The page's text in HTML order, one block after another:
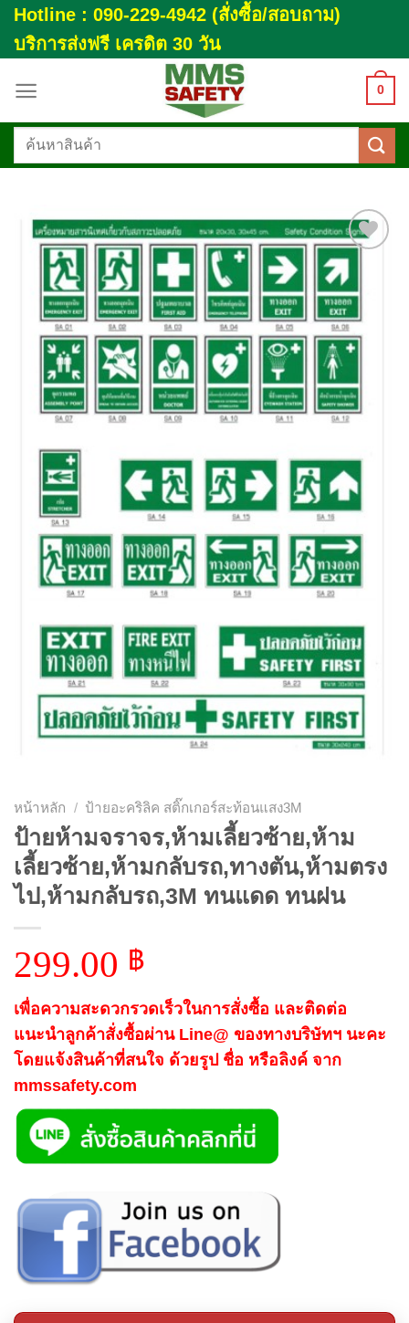
Skip
to
content
Hotline : 090-229-4942 (สั่งซื้อ/สอบถาม)
บริการส่งฟรี เครดิต 30 วัน
0
ค้นหา:
Add to
wishlist
หน้าหลัก / ป้ายอะคริลิค สติ๊กเกอร์สะท้อนแสง3M
ป้ายห้ามจราจร,ห้ามเลี้ยวซ้าย,ห้าม
เลี้ยวซ้าย,ห้ามกลับรถ,ทางตัน,ห้ามตรง
ไป,ห้ามกลับรถ,3M ทนแดด ทนฝน
299.00 ฿
เพื่อความสะดวกรวดเร็วในการสั่งซื้อ และติดต่อ
แนะนำลูกค้าสั่งซื้อผ่าน Line@ ของทางบริษัทฯ นะคะ
โดยแจ้งสินค้าที่สนใจ ด้วยรูป ชื่อ หรือลิงค์ จาก
mmssafety.com